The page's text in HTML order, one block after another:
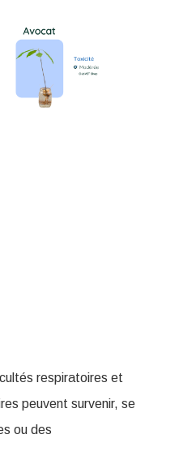
respiratoires et
peuvent survenir, se
ou des